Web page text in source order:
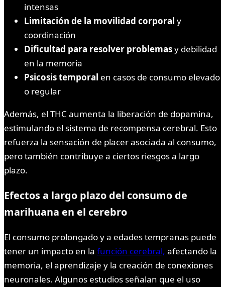
intensas
Limitación de la movilidad corporal y
coordinación
Dificultad para resolver problemasy debilidad
en la memoria
Psicosis temporal en casos de consumo elevado
o regular
Además, el THC aumenta la liberación de dopamina,
estimulando el sistema de recompensa cerebral. Esto
refuerza la sensación de placer asociada al consumo,
pero también contribuye a ciertos riesgos a largo
plazo.
Efectos a largo plazo del consumo de
marihuana en el cerebro
El consumo prolongado y a edades tempranas puede
tener un impacto en la función cerebral, afectando la
memoria, el aprendizaje y la creación de conexiones
neuronales. Algunos estudios señalan que el uso